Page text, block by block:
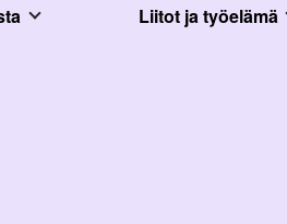
Liitot ja työelämä